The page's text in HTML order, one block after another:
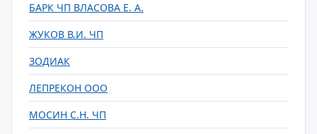
БАРК ЧП ВЛАСОВА Е. А.
ЖУКОВ В.И. ЧП
ЗОДИАК
ЛЕПРЕКОН ООО
МОСИН С.Н. ЧП